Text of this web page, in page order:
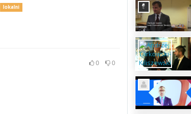
lokalni
0 0